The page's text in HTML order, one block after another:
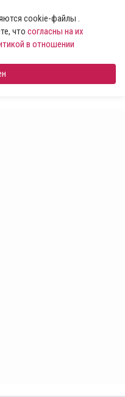
cookie-файлы .
что согласны на их
в отношении